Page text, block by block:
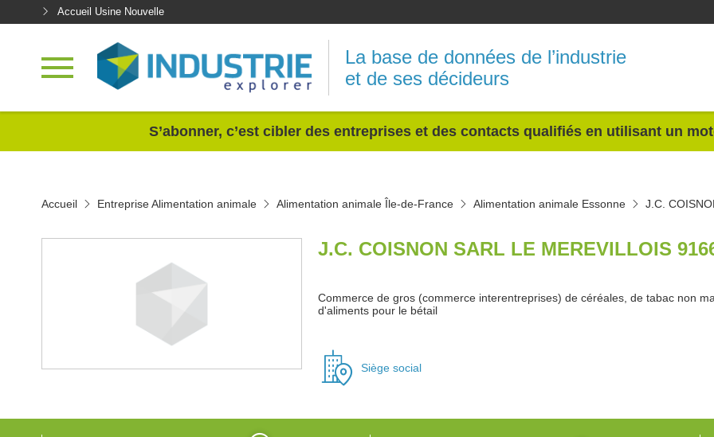
Accueil Usine Nouvelle
La base de données de l’industrie
et de ses décideurs
S’abonner, c’est cibler des entreprises et des contacts qualifiés en utilisant un
Accueil Entreprise Alimentation animale Alimentation animale Île-de-France Alimentation animale Essonne J.C.
J.C. COISNON SARL LE MEREVILLOIS
Commerce de gros (commerce interentreprises) de céréales, de tabac non
d'aliments pour le bétail
Siège social